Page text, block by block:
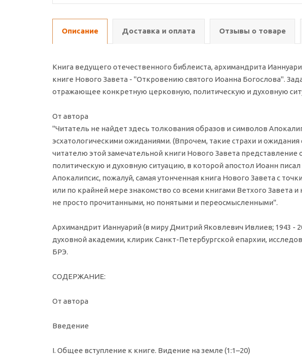
Описание Доставка и оплата Отзывы о товаре
Книга ведущего отечественного библеиста, архимандрита
книге Нового Завета - "Откровению святого Иоанна Богослова".
отражающее конкретную церковную, политическую и духовную
От автора
"Читатель не найдет здесь толкования образов и символов
эсхатологическими ожиданиями. (Впрочем, такие страхи и
читателю этой замечательной книги Нового Завета
политическую и духовную ситуацию, в которой апостол Иоанн
Апокалипсис, пожалуй, самая утонченная книга Нового Завета с
или по крайней мере знакомство со всеми книгами Ветхого
не просто прочитанными, но понятыми и переосмысленными".
Архимандрит Ианнуарий (в миру Дмитрий Яковлевич Ивлиев; 1943 -
духовной академии, клирик Санкт-Петербургской епархии,
БРЭ.
СОДЕРЖАНИЕ:
От автора
Введение
I. Общее вступление к книге. Видение на земле (1:1–20)